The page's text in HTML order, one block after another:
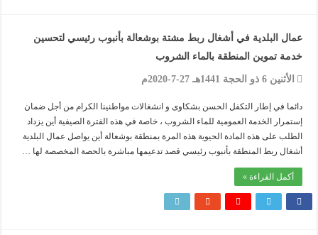
عمال البلدية في أشغال ربط مشتة بوشعالة بأنبوب رئيسي لتحسين
خدمة تموين المنطقة بالماء الشروب
الأثنين 6 ذو الحجة 1441هـ 27-7-2020م
دائما في إطار التكفل الحسن بشكاوى و انشغالات مواطنينا الكرام من أجل ضمان
إستمرار الخدمة العمومية للماء الشروب ، خاصة في هذه الفترة الصيفية أين يزداد
الطلب على هذه المادة الحيوية هذه المرة بمنطقة بوشعالة أين يواصل عمال البلدية
أشغال ربط المنطقة بأنبوب رئيسي قصد تدعيمها مباشرة بالحصة المخصصة لها …
أكمل القراءة »